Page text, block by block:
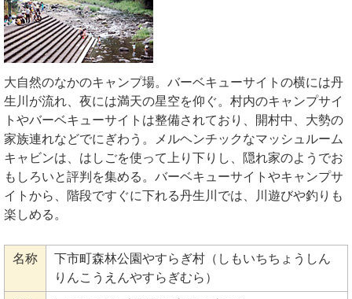
大自然のなかのキャンプ場。バーベキューサイトの横には丹
生川が流れ、夜には満天の星空を仰ぐ。村内のキャンプサイ
トやバーベキューサイトは整備されており、開村中、大勢の
家族連れなどでにぎわう。メルヘンチックなマッシュルーム
キャビンは、はしごを使って上り下りし、隠れ家のようでお
もしろいと評判を集める。バーベキューサイトやキャンプサ
イトから、階段ですぐに下れる丹生川では、川遊びや釣りも
楽しめる。
名称
下市町森林公園やすらぎ村（しもいちちょうしん
りんこうえんやすらぎむら）